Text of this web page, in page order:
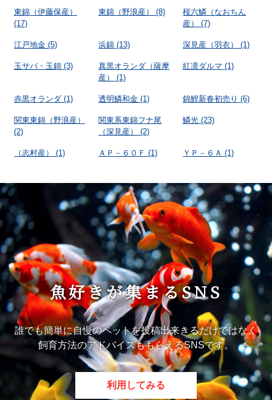
東錦（伊藤保産）
(17)
東錦（野浪産） (8)
桜六鱗（なおちん
産）
(7)
江戸地金 (5) 浜錦 (13) 深見産（羽衣） (1)
玉サバ・玉錦 (3)
真黒オランダ（薩摩
産）
(1)
紅凛ダルマ (1)
赤黒オランダ (1) 透明鱗和金 (1) 錦鯉新春初売り (6)
関東東錦（野浪産）
(2)
関東系東錦フナ尾
（深見産）
(2)
鱗光 (23)
（志村産） (1) ＡＰ－６０Ｆ (1) ＹＰ－６Ａ (1)
魚好きが集まるSNS
誰でも簡単に自慢のペットを投稿出来きるだけではなく
飼育方法のアドバイスももらえるSNSです。
利用してみる